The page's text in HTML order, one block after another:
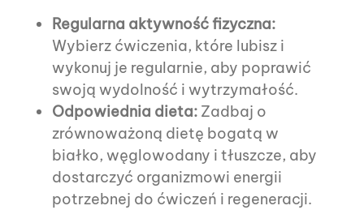
Regularna aktywność fizyczna:
Wybierz ćwiczenia, które lubisz i
wykonuj je regularnie, aby poprawić
swoją wydolność i wytrzymałość.
Odpowiednia dieta: Zadbaj o
zrównoważoną dietę bogatą w
białko, węglowodany i tłuszcze, aby
dostarczyć organizmowi energii
potrzebnej do ćwiczeń i regeneracji.